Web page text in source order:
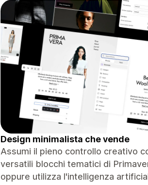
Design minimalista che vende
Assumi il pieno controllo creativo
versatili blocchi tematici di
oppure utilizza l'intelligenza